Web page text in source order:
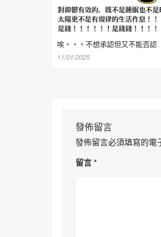
唉。。。不想承認但又不能否認
11/01/2025
發佈留言
發佈留言必須填寫的電
留言*